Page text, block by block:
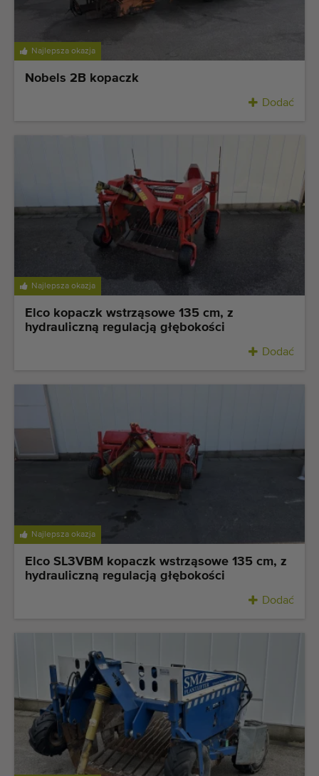
Ostatnio dodane maszyny
Powiadomieniom o maszynach
Import maszyn
Blog
Maszyny rolnicze i ogrodnicze dobrej jakości
Najlepsza okazja
Nobels 2B kopaczk
Dodać
Najlepsza okazja
Elco kopaczk wstrząsowe 135 cm, z
hydrauliczną regulacją głębokości
Dodać
Najlepsza okazja
Elco SL3VBM kopaczk wstrząsowe 135 cm, z
hydrauliczną regulacją głębokości
Dodać